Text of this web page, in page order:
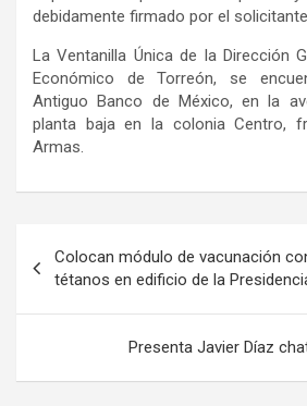
debidamente firmado por el
La Ventanilla Única de la Dirección
Económico de Torreón, se
Antiguo Banco de México, en la
planta baja en la colonia Centro,
Armas.
de
entradas
Colocan módulo de vacunación
tétanos en edificio de la
Presenta Javier Díaz